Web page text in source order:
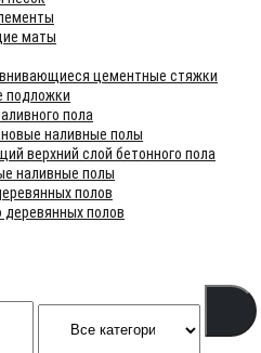
маты
цементные стяжки
подложки
пола
наливные полы
верхний слой бетонного пола
наливные полы
полов
деревянных полов